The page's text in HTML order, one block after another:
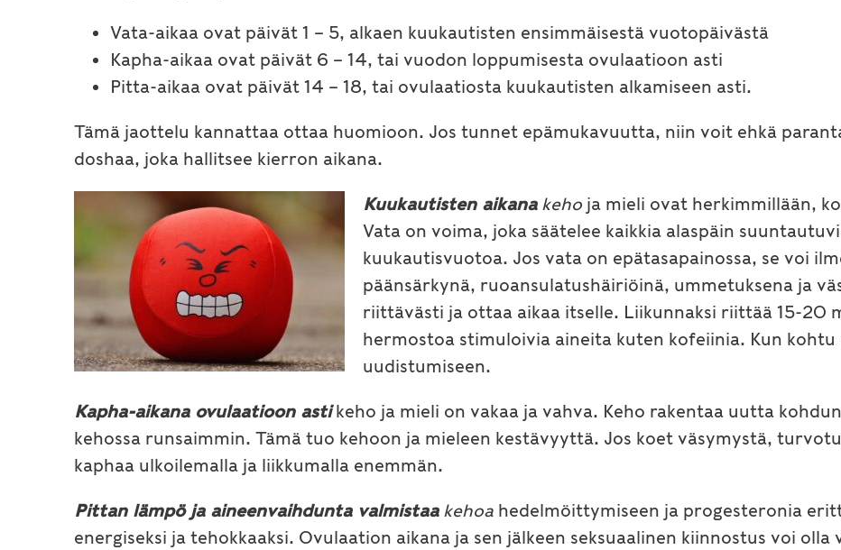
Vata-aikaa ovat päivät 1 – 5, alkaen kuukautisten ensimmäisestä vuotopäivästä
Kapha-aikaa ovat päivät 6 – 14, tai vuodon loppumisesta ovulaatioon asti
Pitta-aikaa ovat päivät 14 – 18, tai ovulaatiosta kuukautisten alkamiseen asti.
Tämä jaottelu kannattaa ottaa huomioon. Jos tunnet epämukavuutta, niin voit ehkä
doshaa, joka hallitsee kierron aikana.
Kuukautisten aikanakeho ja mieli ovat herkimmillään,
Vata on voima, joka säätelee kaikkia alaspäin
kuukautisvuotoa. Jos vata on epätasapainossa, se voi
päänsärkynä, ruoansulatushäiriöinä, ummetuksena ja
riittävästi ja ottaa aikaa itselle. Liikunnaksi riittää 15-20
hermostoa stimuloivia aineita kuten kofeiinia. Kun
uudistumiseen.
Kapha-aikana ovulaatioon astikeho ja mieli on vakaa ja vahva. Keho rakentaa uutta
kehossa runsaimmin. Tämä tuo kehoon ja mieleen kestävyyttä. Jos koet väsymystä,
kaphaa ulkoilemalla ja liikkumalla enemmän.
Pittan lämpö ja aineenvaihdunta valmistaakehoa hedelmöittymiseen ja progesteronia
energiseksi ja tehokkaaksi. Ovulaation aikana ja sen jälkeen seksuaalinen kiinnostus voi